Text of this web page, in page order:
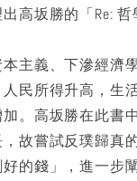
高坂勝的「Re: 哲
主義、下滲經濟
民所得升高，生
。高坂勝在此書
故嘗試反璞歸真
的錢」，進一步